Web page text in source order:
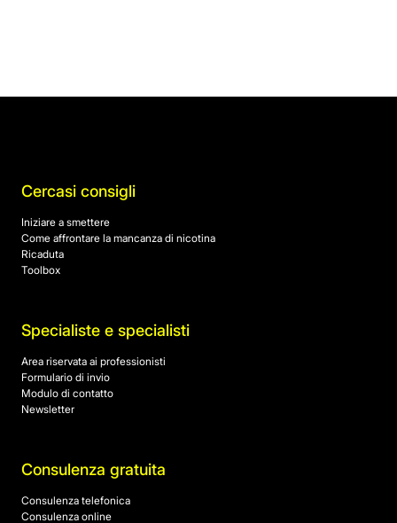
Cercasi consigli
Iniziare a smettere
Come affrontare la mancanza di nicotina
Ricaduta
Toolbox
Specialiste e specialisti
Area riservata ai professionisti
Formulario di invio
Modulo di contatto
Newsletter
Consulenza gratuita
Consulenza telefonica
Consulenza online